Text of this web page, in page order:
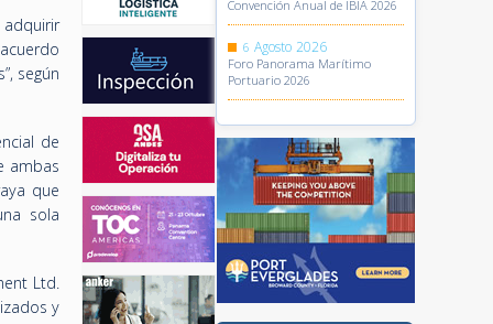
según
de
ambas
que
sola
Ltd.
y
Convención Anual de IBIA 2026
6 Agosto 2026
Foro Panorama Marítimo
Portuario 2026